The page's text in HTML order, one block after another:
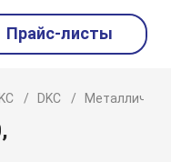
Прайс-листы
DKC